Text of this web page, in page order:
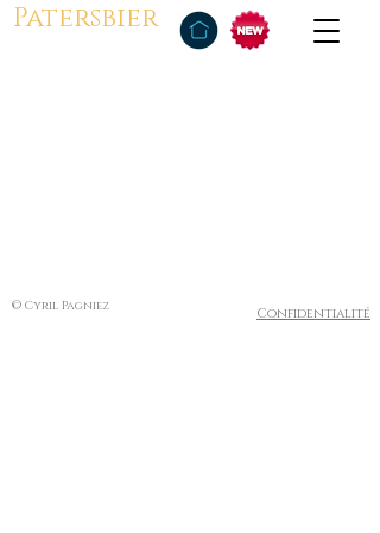
Patersbier
© Cyril Pagniez Confidentialité